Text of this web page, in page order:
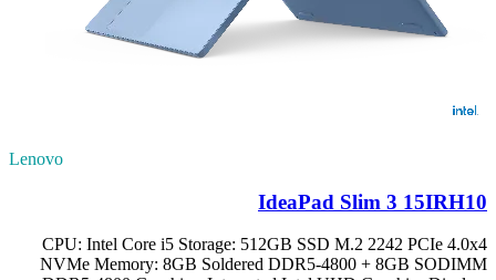
Lenovo
IdeaPad Slim 3 15IRH10
CPU: Intel Core i5 Storage: 512GB SSD M.2 2242 PCIe 4.0x4
NVMe Memory: 8GB Soldered DDR5-4800 + 8GB SODIMM